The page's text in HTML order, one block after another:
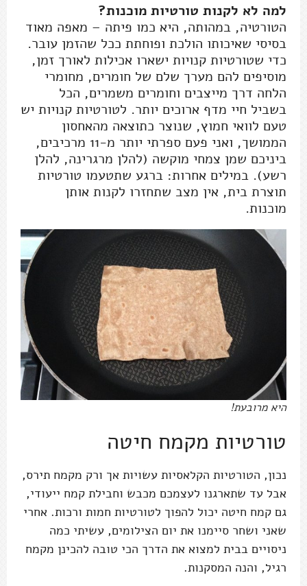
למה לא לקנות טורטיות מוכנות?
הטורטיה, במהותה, היא כמו פיתה – מאפה מאוד
בסיסי שאיכותו הולכת ופוחתת ככל שהזמן עובר.
כדי שטורטיות קנויות ישארו אכילות לאורך זמן,
מוסיפים להם מערך שלם של חומרים, מחומרי
הלחה דרך מייצבים וחומרים משמרים, הכל
בשביל חיי מדף ארוכים יותר. לטורטיות קנויות יש
טעם לוואי חמוץ, שנוצר כתוצאה מהאחסון
הממושך, ואני פעם ספרתי יותר מ-11 מרכיבים,
ביניכם שמן צמחי מוקשה (להלן מרגרינה, להלן
רשע). במילים אחרות: ברגע שתטעמו טורטיות
תוצרת בית, אין מצב שתחזרו לקנות אותן
מוכנות.
היא מרובעת!
טורטיות מקמח חיטה
נכון, הטורטיות הקלאסיות עשויות אך ורק מקמח תירס,
אבל עד שתארגנו לעצמכם מכבש וחבילת קמח ייעודי,
גם קמח חיטה יכול להפוך לטורטיות חמות ורכות. אחרי
שאני ושחר סיימנו את יום הצילומים, עשיתי כמה
ניסויים בבית למצוא את הדרך הכי טובה להכינן מקמח
רגיל, והנה המסקנות.